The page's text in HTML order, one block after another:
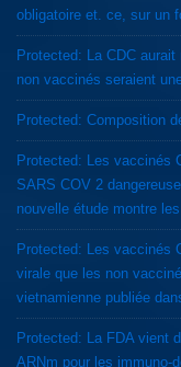
obligatoire et. ce, sur un
Protected: La CDC
non vaccinés seraient
Protected: Composition
Protected: Les vaccinés Covid favoriseraient l’évolution
SARS COV 2
nouvelle étude montre
Protected: Les vaccinés
virale que les non
vietnamienne publiée
Protected: La FDA vient
ARNm pour les immuno-